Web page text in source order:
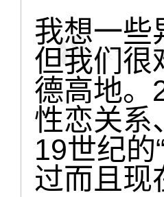
我想一些
但我们很
德高地。
性恋关系
19世纪的
过而且现